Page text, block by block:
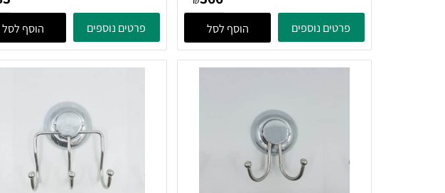
FLEXY LIGHT לבן 5819114886
Kleine wolke
₪366
טבעת למגבת לוק - חיבור וואקום /
הדבקה 73511227 Tirador
₪83